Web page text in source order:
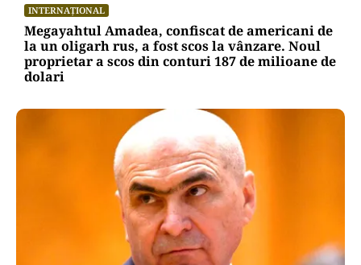
INTERNAȚIONAL
Megayahtul Amadea, confiscat de americani de
la un oligarh rus, a fost scos la vânzare. Noul
proprietar a scos din conturi 187 de milioane de
dolari